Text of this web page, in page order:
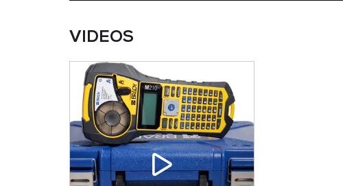
VIDEOS